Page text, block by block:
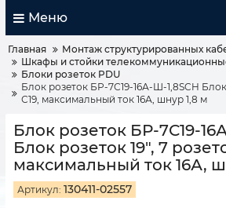
Меню
Главная
Монтаж структурированных
Шкафы и стойки
Блоки розеток PDU
Блок розеток БР-7С19-16А-Ш-1,8SCH Блок
С19, максимальный ток 16А, шнур 1,8 м
Блок розеток БР-7С19-
Блок розеток 19", 7
максимальный ток 16А,
Артикул: 130411-02557